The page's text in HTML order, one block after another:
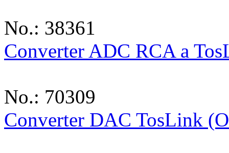
No.: 38361
Converter ADC RCA a
No.: 70309
Converter DAC TosLink